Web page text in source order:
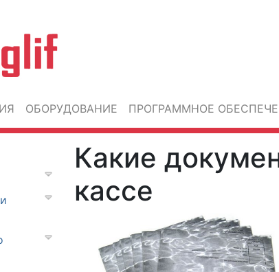
ОБОРУДОВАНИЕ ПРОГРАММНОЕ
Какие
кассе